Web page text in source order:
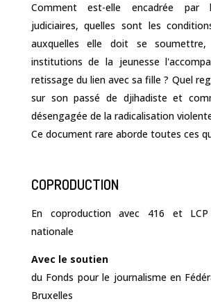
Comment est-elle encadrée par
judiciaires, quelles sont les
auxquelles elle doit se
institutions de la jeunesse
retissage du lien avec sa fille ? Quel
sur son passé de djihadiste et
désengagée de la radicalisation
Ce document rare aborde toutes ces
COPRODUCTION
En coproduction avec 416 et
nationale
Avec le soutien
du Fonds pour le journalisme en
Bruxelles